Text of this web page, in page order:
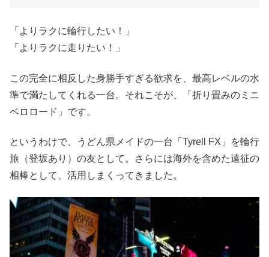
「よりラクに輪行したい！」
「よりラクに走りたい！」
この完全に相反した身勝手すぎる欲求を、最高レベルの水
準で満たしてくれる一台。それこそが、「折り畳みのミニ
ベロロード」です。
というわけで、うどん県メイドの一台「Tyrell FX」を輪行
旅（登坂あり）の友として。さらには海外を含めた遠征の
相棒として、活用しまくってきました。